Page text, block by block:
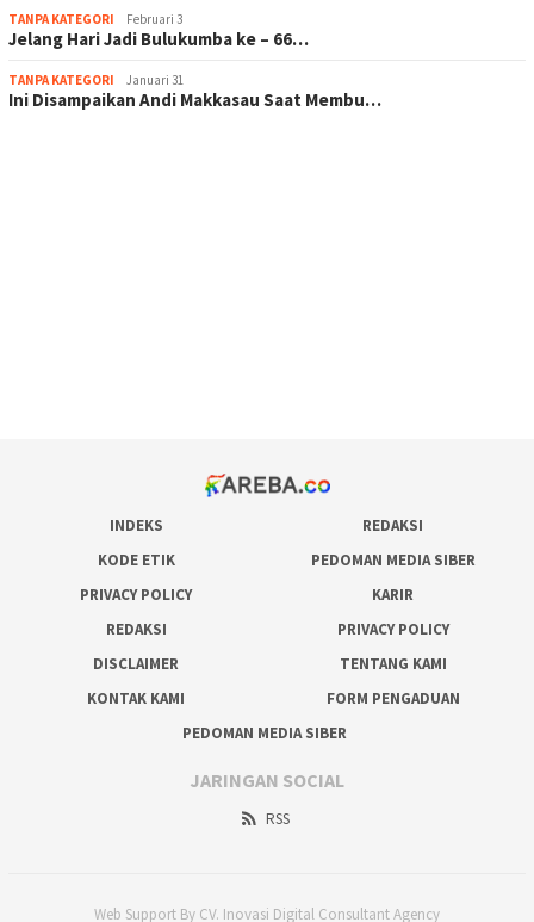
TANPA KATEGORI Februari 3
Jelang Hari Jadi Bulukumba ke – 66…
TANPA KATEGORI Januari 31
Ini Disampaikan Andi Makkasau Saat Membu…
INDEKS
REDAKSI
KODE ETIK
PEDOMAN MEDIA SIBER
PRIVACY POLICY
KARIR
REDAKSI
PRIVACY POLICY
DISCLAIMER
TENTANG KAMI
KONTAK KAMI
FORM PENGADUAN
PEDOMAN MEDIA SIBER
JARINGAN SOCIAL
RSS
Web Support By CV. Inovasi Digital Consultant Agency